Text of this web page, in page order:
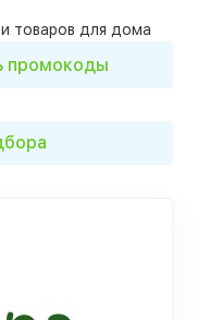
товаров для дома
промокоды